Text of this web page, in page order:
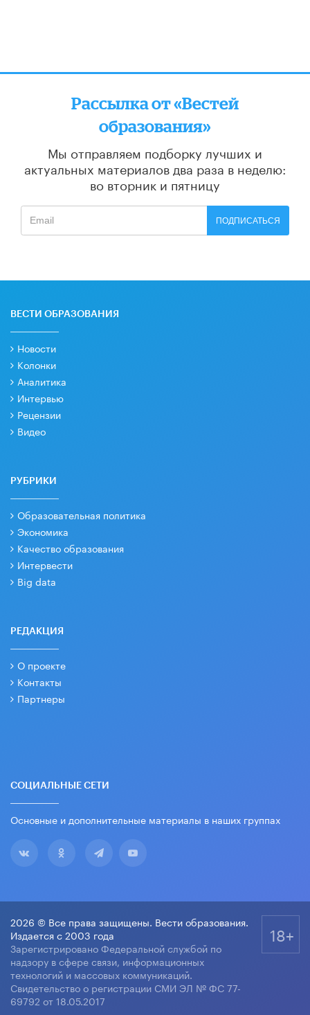
Рассылка от «Вестей
образования»
Мы отправляем подборку лучших и
актуальных материалов два раза в неделю:
во вторник и пятницу
ПОДПИСАТЬСЯ
ВЕСТИ ОБРАЗОВАНИЯ
Новости
Колонки
Аналитика
Интервью
Рецензии
Видео
РУБРИКИ
Образовательная политика
Экономика
Качество образования
Интервести
Big data
РЕДАКЦИЯ
О проекте
Контакты
Партнеры
СОЦИАЛЬНЫЕ СЕТИ
Основные и дополнительные материалы в наших группах
2026 © Все права защищены. Вести образования.
Издается с 2003 года
Зарегистрировано Федеральной службой по
надзору в сфере связи, информационных
технологий и массовых коммуникаций.
Свидетельство о регистрации СМИ ЭЛ № ФС 77-
69792 от 18.05.2017
18+